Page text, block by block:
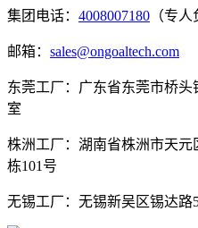
集团电话： 4008007180 （专人
邮箱： sales@ongoaltech.com
东莞工厂：广东省东莞市桥头
室
株洲工厂：湖南省株洲市天元
栋101号
无锡工厂：无锡新吴区锡达路